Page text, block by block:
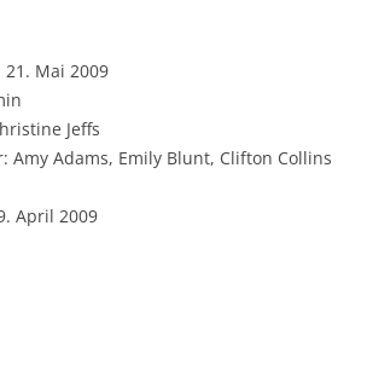
Mai 2009
Jeffs
Amy Adams, Emily Blunt, Clifton Collins
April 2009